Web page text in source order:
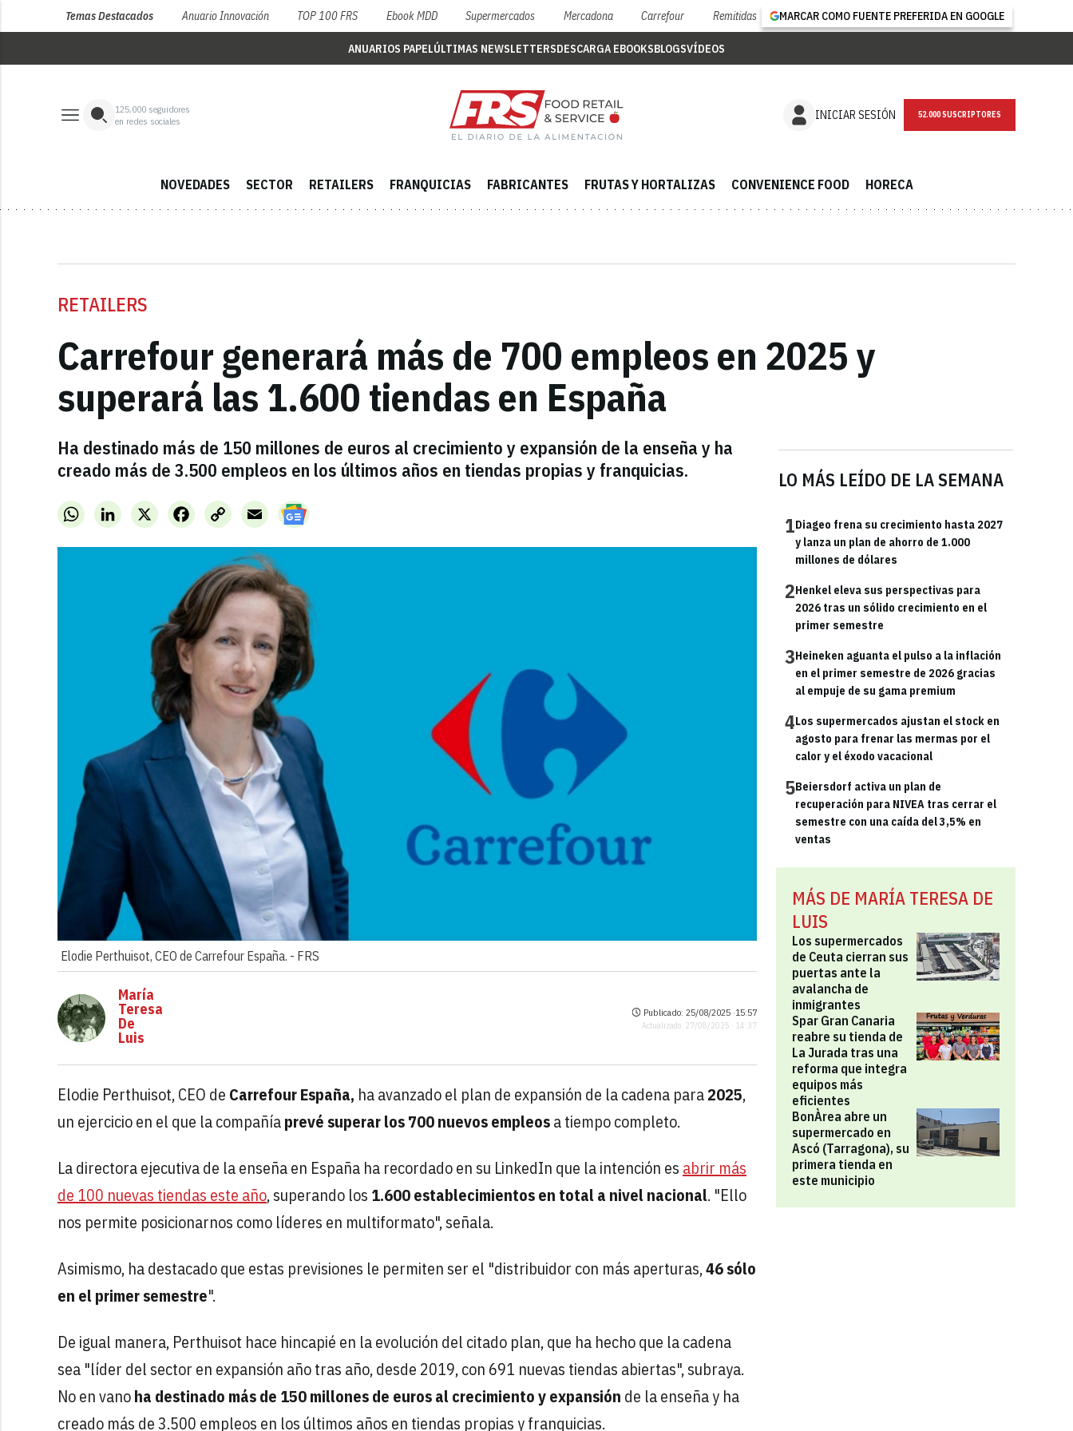
Temas Destacados Anuario Innovación TOP 100 FRS Ebook MDD Supermercados Mercadona Carrefour Remitidas MARCAR COMO FUENTE PREFERIDA EN GOOGLE
ANUARIOS PAPELÚLTIMAS NEWSLETTERSDESCARGA EBOOKSBLOGSVÍDEOS
125,000 seguidores
en redes sociales
INICIAR SESIÓN NEWSLETTER
NOVEDADES SECTOR RETAILERS FRANQUICIAS FABRICANTES FRUTAS Y HORTALIZAS CONVENIENCE FOOD HORECA
RETAILERS
Carrefour generará más de 700 empleos en 2025 y
superará las 1.600 tiendas en España
Ha destinado más de 150 millones de euros al crecimiento y expansión de la enseña y ha
creado más de 3.500 empleos en los últimos años en tiendas propias y franquicias.
WhatsAppLinkedInX FacebookCopy
Link
Email
Elodie Perthuisot, CEO de Carrefour España. - FRS
LO MÁS LEÍDO DE LA SEMANA
1Diageo frena su crecimiento hasta 2027
y lanza un plan de ahorro de 1.000
millones de dólares
2Henkel eleva sus perspectivas para
2026 tras un sólido crecimiento en el
primer semestre
3Heineken aguanta el pulso a la inflación
en el primer semestre de 2026 gracias
al empuje de su gama premium
4Los supermercados ajustan el stock en
agosto para frenar las mermas por el
calor y el éxodo vacacional
5Beiersdorf activa un plan de
recuperación para NIVEA tras cerrar el
semestre con una caída del 3,5% en
ventas
MÁS DE MARÍA TERESA DE
LUIS
Los supermercados
de Ceuta cierran sus
puertas ante la
avalancha de
inmigrantes
Spar Gran Canaria
reabre su tienda de
La Jurada tras una
reforma que integra
equipos más
eficientes
BonÀrea abre un
supermercado en
Ascó (Tarragona), su
primera tienda en
este municipio
María
Teresa
De
Luis
Publicado: 25/08/2025 ·15:57
Actualizado: 27/08/2025 · 14:37
Elodie Perthuisot, CEO de Carrefour España, ha avanzado el plan de expansión de la cadena para2025,
un ejercicio en el que la compañíaprevé superar los 700 nuevos empleosa tiempo completo.
La directora ejecutiva de la enseña en España ha recordado en su LinkedIn que la intención es abrir más
de 100 nuevas tiendas este año, superando los 1.600 establecimientos en total a nivel nacional. "Ello
nos permite posicionarnos como líderes en multiformato", señala.
Asimismo, ha destacado que estas previsiones le permiten ser el "distribuidor con más aperturas,46 sólo
en el primer semestre".
De igual manera, Perthuisot hace hincapié en la evolución del citado plan, que ha hecho que la cadena
sea "líder del sector en expansión año tras año, desde 2019, con 691 nuevas tiendas abiertas", subraya.
No en vanoha destinado más de 150 millones de euros al crecimiento y expansión de la enseña y ha
creado más de 3.500 empleos en los últimos años en tiendas propias y franquicias.